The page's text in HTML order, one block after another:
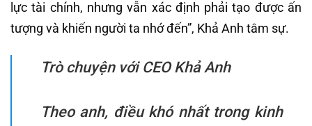
lực tài chính, nhưng vẫn xác định phải tạo được ấn
tượng và khiến người ta nhớ đến”, Khả Anh tâm sự.
Trò chuyện với CEO Khả Anh
Theo anh, điều khó nhất trong kinh